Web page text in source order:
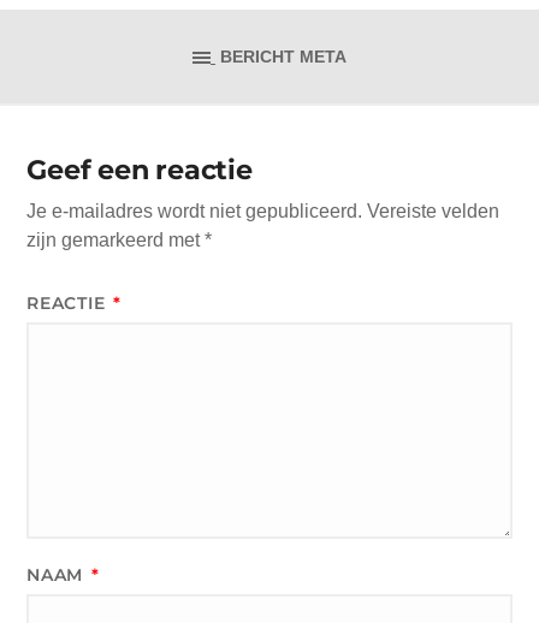
BERICHT META
Geef een reactie
Je e-mailadres wordt niet gepubliceerd. Vereiste velden
zijn gemarkeerd met*
REACTIE *
NAAM *